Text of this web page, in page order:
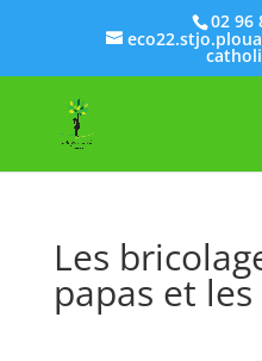
02 96
Les
papas et